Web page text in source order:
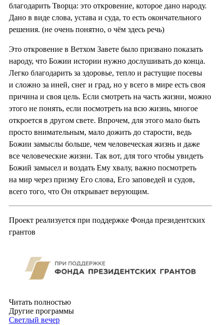
благодарить Творца: это откровение, которое дано народу.
Дано в виде слова, устава и суда, то есть окончательного
решения. (не очень понятно, о чём здесь речь)
Это откровение в Ветхом Завете было призвано показать
народу, что Божии истории нужно дослушивать до конца.
Легко благодарить за здоровье, тепло и растущие посевы
и сложно за иней, снег и град, но у всего в мире есть своя
причина и своя цель. Если смотреть на часть жизни, можно
этого не понять, если посмотреть на всю жизнь, многое
откроется в другом свете. Впрочем, для этого мало быть
просто внимательным, мало дожить до старости, ведь
Божии замыслы больше, чем человеческая жизнь и даже
все человеческие жизни. Так вот, для того чтобы увидеть
Божий замысел и воздать Ему хвалу, важно посмотреть
на мир через призму Его слова, Его заповедей и судов,
всего того, что Он открывает верующим.
Проект реализуется при поддержке Фонда президентских
грантов
Читать полностью
Другие программы
Светлый вечер